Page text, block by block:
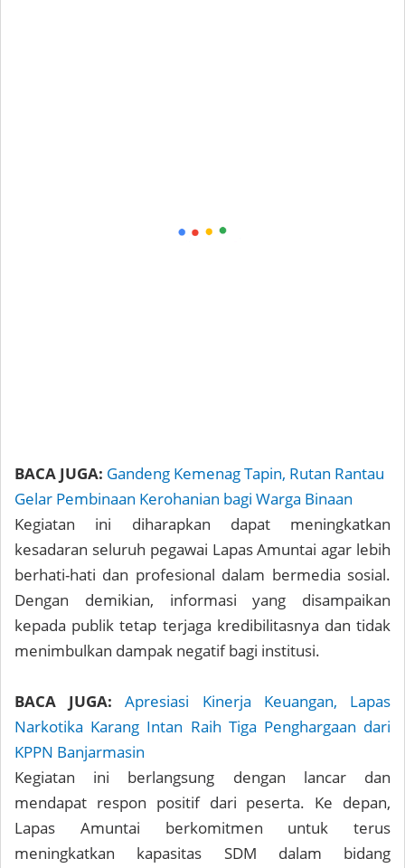
BACA JUGA: Gandeng Kemenag Tapin, Rutan Rantau
Gelar Pembinaan Kerohanian bagi Warga Binaan
Kegiatan ini diharapkan dapat meningkatkan
kesadaran seluruh pegawai Lapas Amuntai agar lebih
berhati-hati dan profesional dalam bermedia sosial.
Dengan demikian, informasi yang disampaikan
kepada publik tetap terjaga kredibilitasnya dan tidak
menimbulkan dampak negatif bagi institusi.
BACA JUGA:
Apresiasi Kinerja Keuangan, Lapas
Narkotika Karang Intan Raih Tiga Penghargaan dari
KPPN Banjarmasin
Kegiatan ini berlangsung dengan lancar dan
mendapat respon positif dari peserta. Ke depan,
Lapas Amuntai berkomitmen untuk terus
meningkatkan kapasitas SDM dalam bidang